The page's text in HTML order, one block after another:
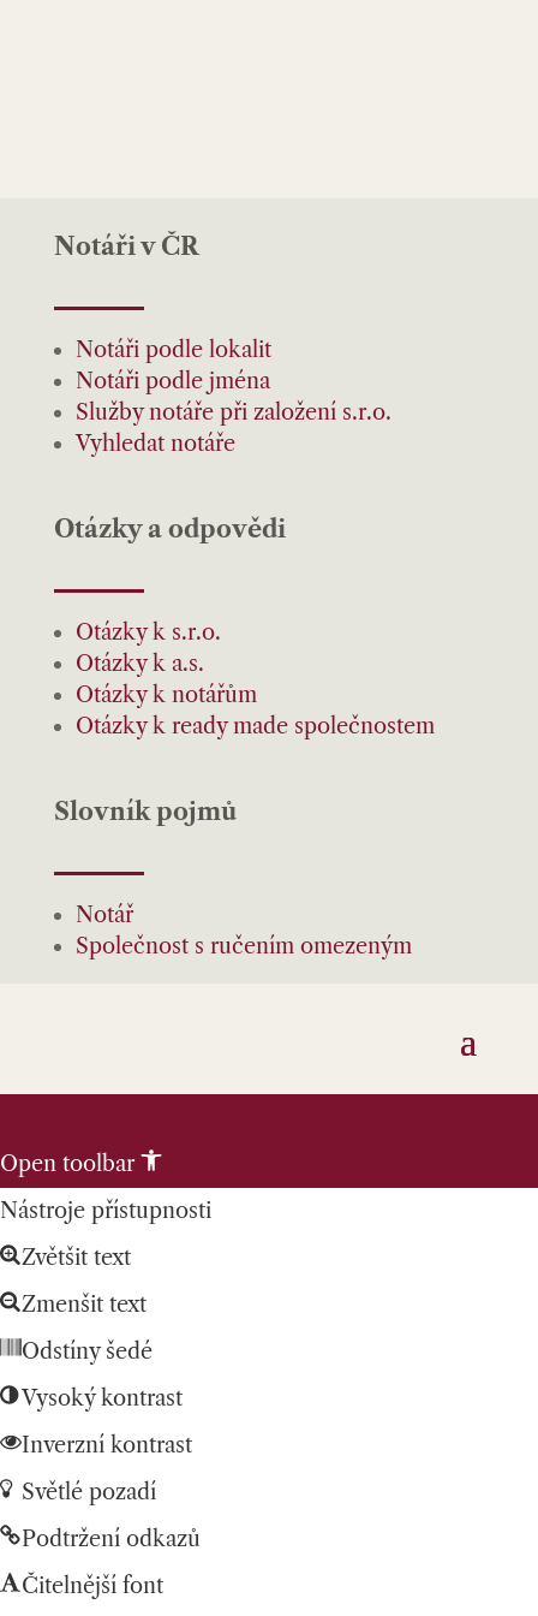
Notáři v ČR
Notáři podle lokalit
Notáři podle jména
Služby notáře při založení s.r.o.
Vyhledat notáře
Otázky a odpovědi
Otázky k s.r.o.
Otázky k a.s.
Otázky k notářům
Otázky k ready made společnostem
Slovník pojmů
Notář
Společnost s ručením omezeným
Open toolbar
Nástroje přístupnosti
Zvětšit text
Zmenšit text
Odstíny šedé
Vysoký kontrast
Inverzní kontrast
Světlé pozadí
Podtržení odkazů
Čitelnější font